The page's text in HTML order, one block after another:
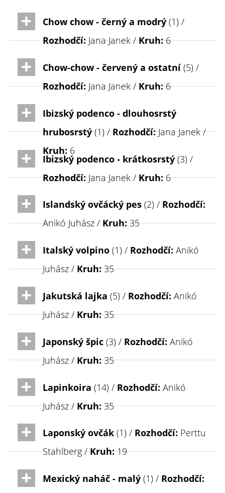
Chow chow - černý a modrý (1) /
Rozhodčí:Jana Janek /Kruh:6
Chow-chow - červený a ostatní(5) /
Rozhodčí:Jana Janek /Kruh:6
Ibizský podenco - dlouhosrstý
hrubosrstý(1) /Rozhodčí:Jana Janek /
Kruh: 6
Ibizský podenco - krátkosrstý (3) /
Rozhodčí:Jana Janek /Kruh:6
Islandský ovčácký pes (2) / Rozhodčí:
Anikó Juhász /Kruh:35
Italský volpino (1) / Rozhodčí: Anikó
Juhász /Kruh:35
Jakutská lajka (5) / Rozhodčí: Anikó
Juhász /Kruh:35
Japonský špic (3) / Rozhodčí: Anikó
Juhász /Kruh:35
Lapinkoira (14) / Rozhodčí: Anikó
Juhász /Kruh:35
Laponský ovčák (1) / Rozhodčí: Perttu
Stahlberg /Kruh:19
Mexický naháč - malý (1) / Rozhodčí: